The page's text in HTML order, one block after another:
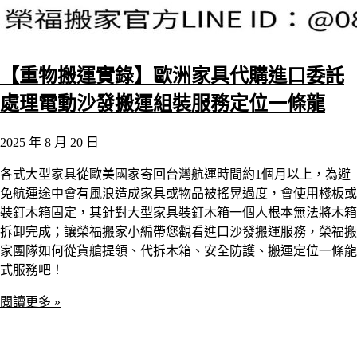
【重物搬運實錄】歐洲家具代購進口委託
處理電動沙發搬運組裝服務定位一條龍
2025 年 8 月 20 日
各式大型家具從歐美國家寄回台灣航運時間約1個月以上，為避
免航運途中會有風浪造成家具或物品被搖晃過度，會使用棧板或
裝釘木箱固定，其針對大型家具裝釘木箱一個人根本無法將木箱
拆卸完成；讓榮福搬家小編帶您觀看進口沙發搬運服務，榮福搬
家團隊如何從貨艙提領、代拆木箱、安全防護、搬運定位一條龍
式服務吧！
閱讀更多 »